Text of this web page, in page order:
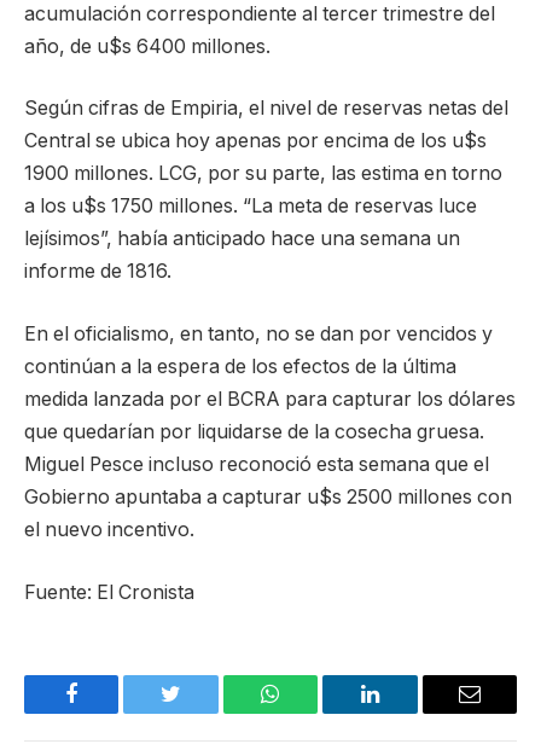
acumulación correspondiente al tercer trimestre del
año, de u$s 6400 millones.
Según cifras de Empiria, el nivel de reservas netas del
Central se ubica hoy apenas por encima de los u$s
1900 millones. LCG, por su parte, las estima en torno
a los u$s 1750 millones. “La meta de reservas luce
lejísimos”, había anticipado hace una semana un
informe de 1816.
En el oficialismo, en tanto, no se dan por vencidos y
continúan a la espera de los efectos de la última
medida lanzada por el BCRA para capturar los dólares
que quedarían por liquidarse de la cosecha gruesa.
Miguel Pesce incluso reconoció esta semana que el
Gobierno apuntaba a capturar u$s 2500 millones con
el nuevo incentivo.
Fuente: El Cronista
Facebook Twitter WhatsApp LinkedIn Email